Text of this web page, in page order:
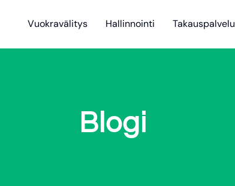
Vuokravälitys Hallinnointi Takauspalvelu
Blogi